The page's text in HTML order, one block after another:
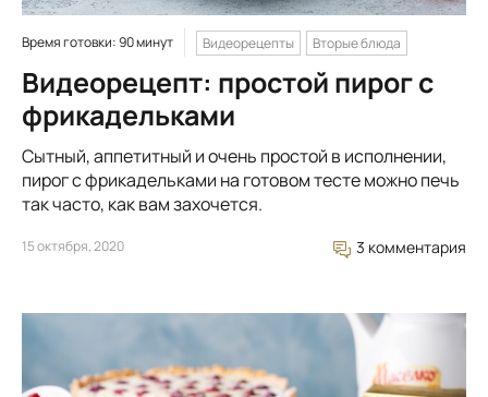
Время готовки: 90 минут Видеорецепты Вторые блюда
Видеорецепт: простой пирог с
фрикадельками
Сытный, аппетитный и очень простой в исполнении,
пирог с фрикадельками на готовом тесте можно печь
так часто, как вам захочется.
15 октября, 2020 3 комментария